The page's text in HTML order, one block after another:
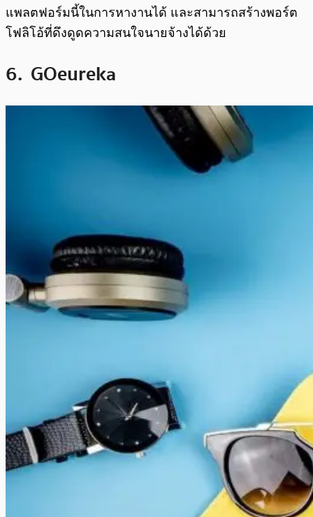
แพลตฟอร์มนี้ในการหางานได้ และสามารถสร้างพอร์ต
โฟลิโอ้ที่ดึงดูดความสนใจนายจ้างได้ด้วย
6. GOeureka